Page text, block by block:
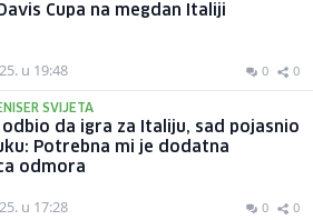
Cupa na megdan Italiji
u 19:48 0 0
SVIJETA
odbio da igra za Italiju, sad pojasnio
Potrebna mi je dodatna
odmora
u 17:28 0 0